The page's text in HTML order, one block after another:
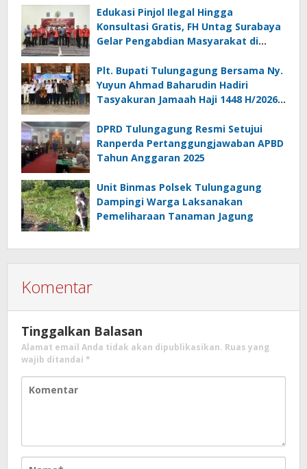
Edukasi Pinjol Ilegal Hingga
Konsultasi Gratis, FH Untag Surabaya
Gelar Pengabdian Masyarakat di
Plt. Bupati Tulungagung Bersama Ny.
Yuyun Ahmad Baharudin Hadiri
Tasyakuran Jamaah Haji 1448 H/2026
DPRD Tulungagung Resmi Setujui
Ranperda Pertanggungjawaban APBD
Tahun Anggaran 2025
Unit Binmas Polsek Tulungagung
Dampingi Warga Laksanakan
Pemeliharaan Tanaman Jagung
Komentar
Tinggalkan Balasan
Alamat email Anda tidak akan dipublikasikan. Ruas yang
wajib ditandai *